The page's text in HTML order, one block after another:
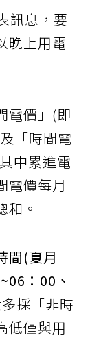
訊息，要
晚上用電
電價」(即
「時間電
中累進電
電價每月
和。
間(夏月
：00、
採「非時
低僅與用